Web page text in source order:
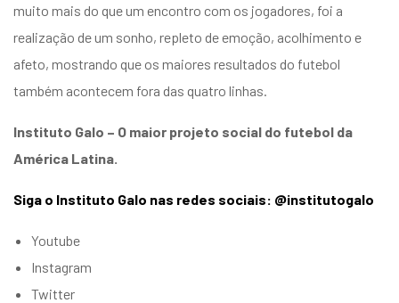
muito mais do que um encontro com os jogadores, foi a
realização de um sonho, repleto de emoção, acolhimento e
afeto, mostrando que os maiores resultados do futebol
também acontecem fora das quatro linhas.
Instituto Galo – O maior projeto social do futebol da
América Latina.
Siga o Instituto Galo nas redes sociais: @institutogalo
Youtube
Instagram
Twitter